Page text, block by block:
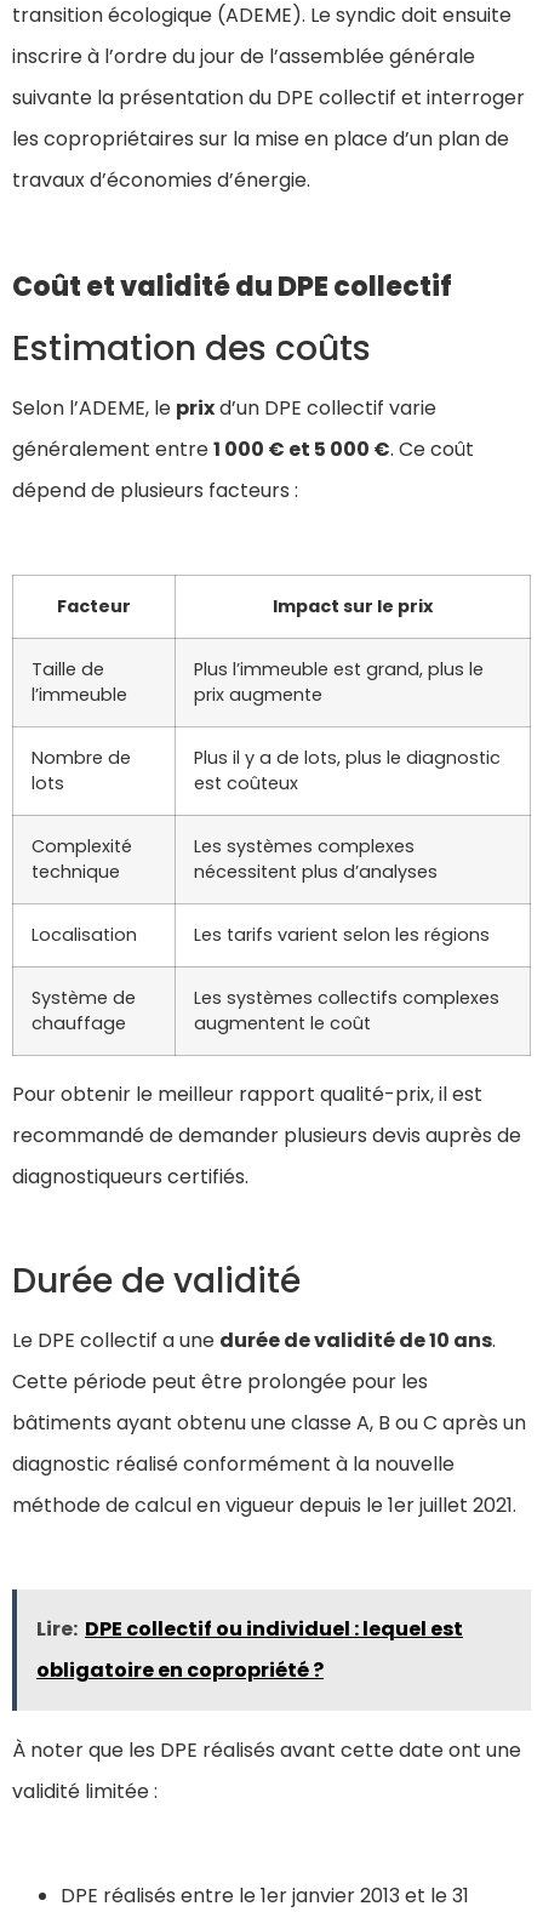
transition écologique (ADEME). Le syndic doit ensuite
inscrire à l’ordre du jour de l’assemblée générale
suivante la présentation du DPE collectif et interroger
les copropriétaires sur la mise en place d’un plan de
travaux d’économies d’énergie.
Coût et validité du DPE collectif
Estimation des coûts
Selon l’ADEME, le prixd’un DPE collectif varie
généralement entre1 000 € et 5 000 €. Ce coût
dépend de plusieurs facteurs :
Facteur Impact sur le prix
Taille de
l’immeuble
Plus l’immeuble est grand, plus le
prix augmente
Nombre de
lots
Plus il y a de lots, plus le diagnostic
est coûteux
Complexité
technique
Les systèmes complexes
nécessitent plus d’analyses
Localisation Les tarifs varient selon les régions
Système de
chauffage
Les systèmes collectifs complexes
augmentent le coût
Pour obtenir le meilleur rapport qualité-prix, il est
recommandé de demander plusieurs devis auprès de
diagnostiqueurs certifiés.
Durée de validité
Le DPE collectif a une durée de validité de 10 ans.
Cette période peut être prolongée pour les
bâtiments ayant obtenu une classe A, B ou C après un
diagnostic réalisé conformément à la nouvelle
méthode de calcul en vigueur depuis le 1er juillet 2021.
Lire: DPE collectif ou individuel : lequel est
obligatoire en copropriété ?
À noter que les DPE réalisés avant cette date ont une
validité limitée :
DPE réalisés entre le 1er janvier 2013 et le 31